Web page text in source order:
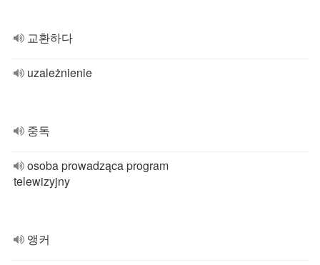
교환하다
uzależnienie
중독
osoba prowadząca program
telewizyjny
앵커